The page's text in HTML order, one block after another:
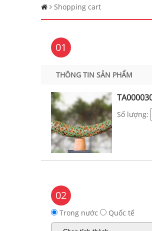
Shopping cart
01
THÔNG TIN SẢN PHẨM
Số lượng:
02
Trong nước Quốc tế